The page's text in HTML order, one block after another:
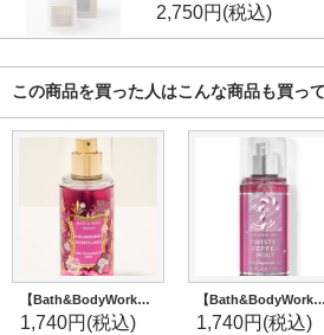
2,750円(税込)
この商品を買った人はこんな商品も買っ
【Bath&BodyWorks】トラベルサイズファインフレグランスミスト：ストロベリースノーフレーク
1,740円(税込)
【Bath&BodyWorks】トラベルサイズファインフレグランスミスト：ツイステッドペパーミント
1,740円(税込)